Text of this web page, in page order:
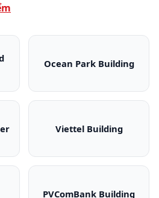
Diamond Tower
Ocean Park Building
Ocean Park
Tower
Viettel Building
Viettel Building
PVComBank Building